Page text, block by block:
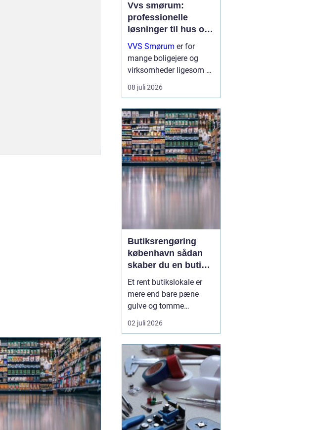
Vvs smørum:
professionelle
løsninger til hus og
erhverv
VVS Smørum er for
mange boligejere og
virksomheder ligesom en
tryg livline, når vand,
varme eller afløb driller.
kun om rør og ventiler,
men om sikkerhed,
komfort og en ...
08 juli 2026
Butiksrengøring
københavn sådan
skaber du en butik,
kunderne har lyst til
at komme tilbage til
Et rent butikslokale er
mere end bare pæne
gulve og tomme
skraldespande.
Rengøringen påvirker
førstehåndsindtryk, hvor
længe de bliver i
butikken, og om de
vælger at komme igen.
Særligt i en
konkurrencepræget by
som København kan
02 juli 2026